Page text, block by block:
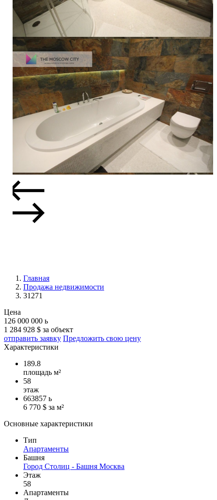
Главная
Продажа недвижимости
31271
Цена
126 000 000 ь
1 284 928 $ за объект
отправить заявку Предложить свою цену
Характеристики
189.8
площадь м²
58
этаж
663857 ь
6 770 $ за м²
Основные характеристики
Тип
Апартаменты
Башня
Город Столиц - Башня Москва
Этаж
58
Апартаменты